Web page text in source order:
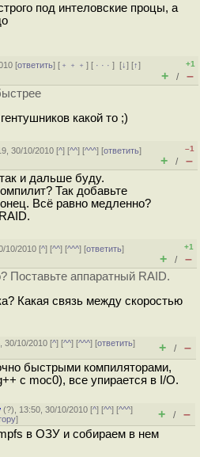
под интеловские процы, а
[ответить] [ ﹢﹢﹢] [ · · ·][↓] [↑]
+1
+ / –
какой то ;)
30/10/2010 [^] [^^] [^^^] [ответить]
–1
+ / –
и дальше буду.
Так добавьте
Всё равно медленно?
10/2010 [^] [^^] [^^^] [ответить]
+1
+ / –
Поставьте аппаратный RAID.
Какая связь между скоростью
30/10/2010 [^] [^^] [^^^] [ответить]
+ / –
быстрыми компиляторами,
с moc0), все упирается в I/O.
(?), 13:50, 30/10/2010 [^] [^^] [^^^]
] + / –
в ОЗУ и собираем в нем